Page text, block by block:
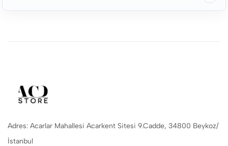
Adres: Acarlar Mahallesi Acarkent Sitesi 9.Cadde, 34800 Beykoz/
İstanbul